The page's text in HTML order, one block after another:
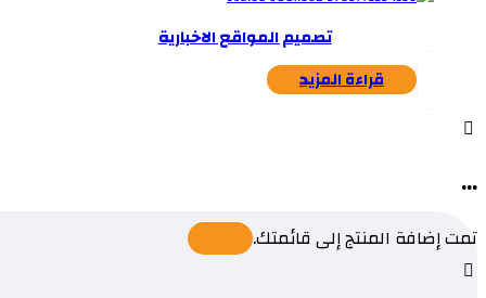
تصميم المواقع الاخبارية
قراءة المزيد
...
تمت إضافة المنتج إلى قائمتك.